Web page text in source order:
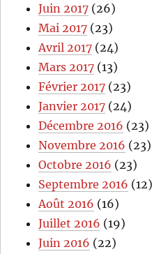
Juin 2017 (26)
Mai 2017 (23)
Avril 2017 (24)
Mars 2017 (13)
Février 2017 (23)
Janvier 2017 (24)
Décembre 2016 (23)
Novembre 2016 (23)
Octobre 2016 (23)
Septembre 2016 (12)
Août 2016 (16)
Juillet 2016 (19)
Juin 2016 (22)